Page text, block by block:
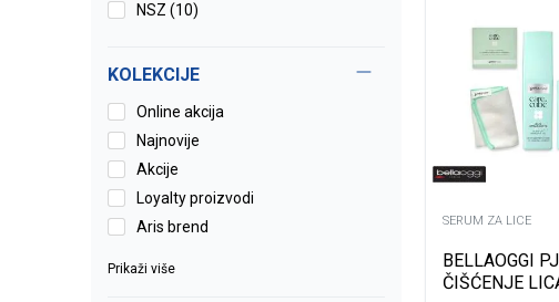
NSZ (10)
KOLEKCIJE
Online akcija
Najnovije
Akcije
Loyalty proizvodi
Aris brend
Prikaži više
SERUM ZA LICE
BELLAOGGI
ČIŠĆENJE